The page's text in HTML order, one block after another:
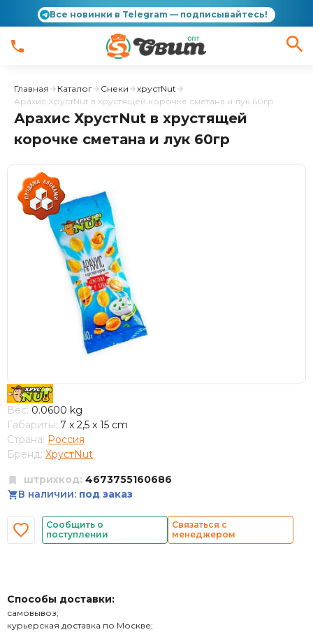
Все новинки в Telegram — подписывайтесь!
Главная Каталог Снеки
хрустNut
Арахис ХрустNut в хрустящей корочке сметана и лук 60гр
Арахис ХрустNut в хрустящей
корочке сметана и лук 60гр
Вес: 0.0600 kg
Габариты: 7 x 2,5 x 15 cm
Страна: Россия
Бренд: ХрустNut
штрихкод: 4673755160686
В наличии: под заказ
Сообщить о
поступлении
Связаться с
менеджером
Способы доставки:
самовывоз;
курьерская доставка по Москве;